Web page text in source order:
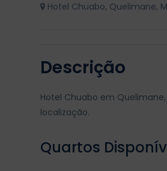
Hotel Chuabo, Quelimane,
Descrição
Hotel Chuabo em
localização.
Quartos